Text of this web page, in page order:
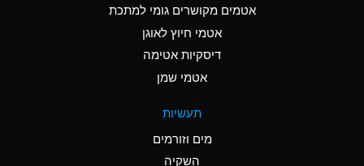
Ammonia Anhydrous
D
Ammonia Gas (cold)
D
Ammonia Gas (hot)
אטמים מקושרים גומי למתכת
אטמי חיוץ לאוגן
דיסקיות אטימה
אטמי שמן
תעשיות
מים וזורמים
השקיה